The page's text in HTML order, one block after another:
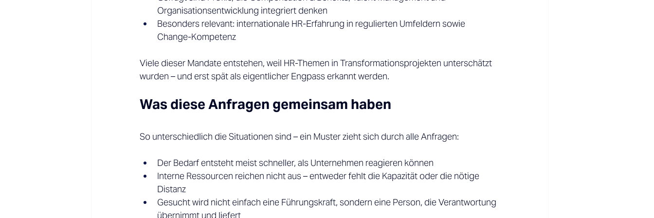
Organisationsentwicklung integriert denken
Besonders relevant: internationale HR-Erfahrung in regulierten Umfeldern sowie
Change-Kompetenz
Viele dieser Mandate entstehen, weil HR-Themen in Transformationsprojekten unterschätzt
wurden – und erst spät als eigentlicher Engpass erkannt werden.
Was diese Anfragen gemeinsam haben
So unterschiedlich die Situationen sind – ein Muster zieht sich durch alle Anfragen:
Der Bedarf entsteht meist schneller, als Unternehmen reagieren können
Interne Ressourcen reichen nicht aus – entweder fehlt die Kapazität oder die nötige
Distanz
Gesucht wird nicht einfach eine Führungskraft, sondern eine Person, die Verantwortung
übernimmt und liefert